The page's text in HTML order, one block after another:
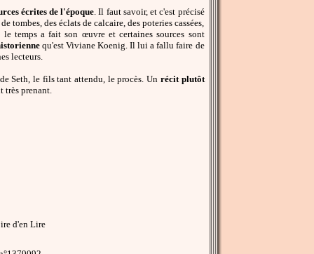
écrites de l'époque. Il faut savoir, et c'est précisé
tombes, des éclats de calcaire, des poteries cassées,
temps a fait son œuvre et certaines sources sont
qu'est Viviane Koenig. Il lui a fallu faire de
lecteurs.
Seth, le fils tant attendu, le procès. Un récit plutôt
très prenant.
d'en Lire